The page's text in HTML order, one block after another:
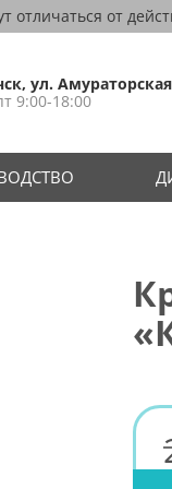
от
ул.
9:00-18:00